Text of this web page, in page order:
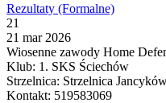
Rezultaty (Formalne)
21
21 mar 2026
Wiosenne zawody Home
Klub: 1. SKS Ściechów
Strzelnica: Strzelnica
Kontakt: 519583069